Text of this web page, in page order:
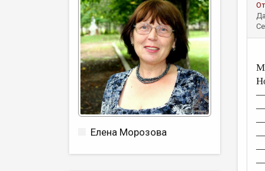
Елена Морозова
—
—
—
—
—
—